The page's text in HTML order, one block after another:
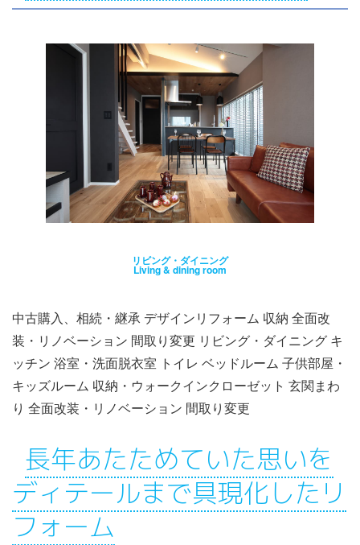
リビング・ダイニング
Living & dining room
中古購入、相続・継承 デザインリフォーム 収納 全面改
装・リノベーション 間取り変更 リビング・ダイニング キ
ッチン 浴室・洗面脱衣室 トイレ ベッドルーム 子供部屋・
キッズルーム 収納・ウォークインクローゼット 玄関まわ
り 全面改装・リノベーション 間取り変更
長年あたためていた思いを
ディテールまで具現化したリ
フォーム